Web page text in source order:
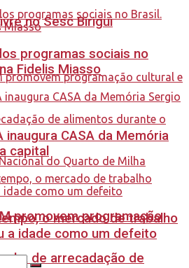
no Sesc Birigui
promovem programação
de arrecadação de
programas sociais no
Fidelis Miasso
inaugura CASA da Memória
capital
o mercado de trabalho
a idade como um defeito